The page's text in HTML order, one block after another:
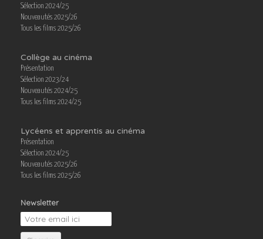
Sélection 2024/25
Nouveautés 2025/26
Tous les films 2025/26
Collège au cinéma
Présentation
Sélection 2023/24
Nouveautés 2024/25
Tous les films 2024/25
Lycéens et apprentis au cinéma
Présentation
Sélection 2024/25
Nouveautés 2025/26
Tous les films 2025/26
Newsletter